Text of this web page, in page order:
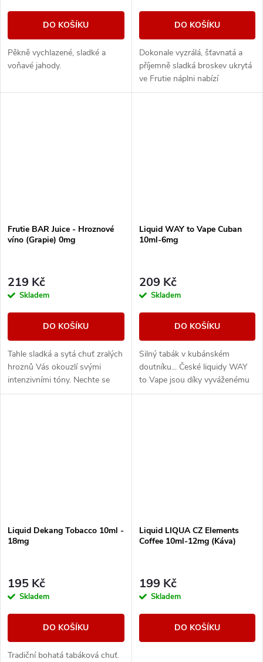
DO KOŠÍKU
Pěkně vychlazené, sladké a
voňavé jahody.
DO KOŠÍKU
Dokonale vyzrálá, šťavnatá a
příjemně sladká broskev ukrytá
ve Frutie náplni nabízí
autentickou ovocnou příchuť.
Frutie BAR Juice - Hroznové
víno (Grapie) 0mg
219 Kč
Skladem
DO KOŠÍKU
Tahle sladká a sytá chuť zralých
hroznů Vás okouzlí svými
intenzivními tóny. Nechte se
unést plnou a neskutečně
Liquid WAY to Vape Cuban
10ml-6mg
209 Kč
Skladem
DO KOŠÍKU
Silný tabák v kubánském
doutníku... České liquidy WAY
to Vape jsou díky vyváženému
poměru složek 50PG/50VG
Liquid Dekang Tobacco 10ml -
18mg
195 Kč
Skladem
DO KOŠÍKU
Tradiční bohatá tabáková chuť.
Liquid LIQUA CZ Elements
Coffee 10ml-12mg (Káva)
199 Kč
Skladem
DO KOŠÍKU